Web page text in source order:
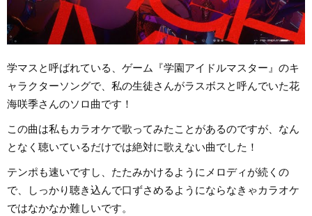
学マスと呼ばれている、ゲーム『学園アイドルマスター』のキ
ャラクターソングで、私の生徒さんがラスボスと呼んでいた花
海咲季さんのソロ曲です！
この曲は私もカラオケで歌ってみたことがあるのですが、なん
となく聴いているだけでは絶対に歌えない曲でした！
テンポも速いですし、たたみかけるようにメロディが続くの
で、しっかり聴き込んで口ずさめるようにならなきゃカラオケ
ではなかなか難しいです。